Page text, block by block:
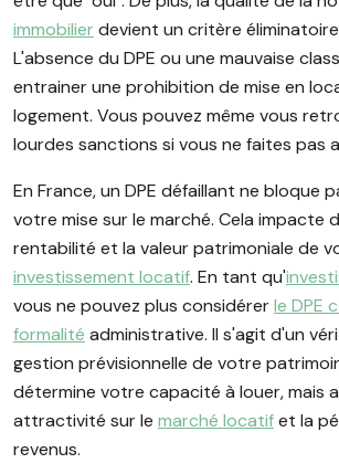
immobilier devient un critère
L'absence du DPE ou une mauvaise
entrainer une prohibition de mise en
logement. Vous pouvez même vous
lourdes sanctions si vous ne faites pas
En France, un DPE défaillant ne bloque
votre mise sur le marché. Cela impacte
rentabilité et la valeur patrimoniale de
investissement locatif. En tant qu'
vous ne pouvez plus considérerle DPE
formalité administrative. Il s'agit d'un
gestion prévisionnelle de votre
détermine votre capacité à louer, mais
attractivité sur le marché locatifet la
revenus.